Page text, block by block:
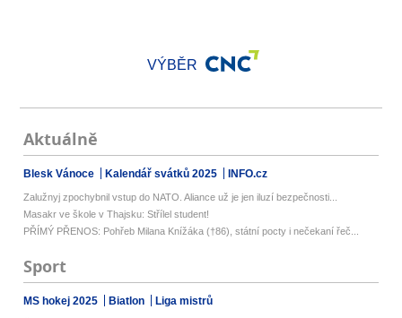
VÝBĚR
Aktuálně
Blesk Vánoce Kalendář svátků 2025 INFO.cz
Zalužnyj zpochybnil vstup do NATO. Aliance už je jen iluzí bezpečnosti...
Masakr ve škole v Thajsku: Střílel student!
PŘÍMÝ PŘENOS: Pohřeb Milana Knížáka (†86), státní pocty i nečekaní řeč...
Sport
MS hokej 2025 Biatlon Liga mistrů